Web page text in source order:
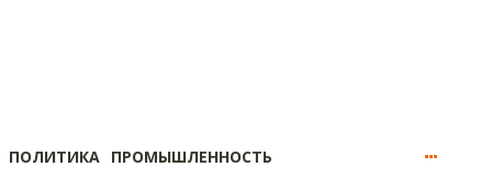
ПОЛИТИКА ПРОМЫШЛЕННОСТЬ